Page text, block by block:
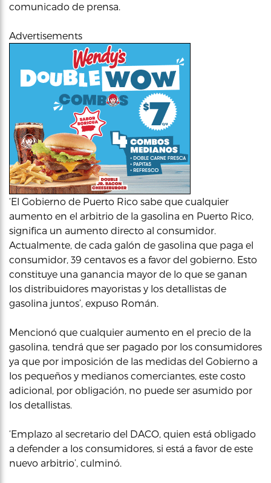
comunicado de prensa.
Advertisements
‘El Gobierno de Puerto Rico sabe que cualquier
aumento en el arbitrio de la gasolina en Puerto Rico,
significa un aumento directo al consumidor.
Actualmente, de cada galón de gasolina que paga el
consumidor, 39 centavos es a favor del gobierno. Esto
constituye una ganancia mayor de lo que se ganan
los distribuidores mayoristas y los detallistas de
gasolina juntos’, expuso Román.
Mencionó que cualquier aumento en el precio de la
gasolina, tendrá que ser pagado por los consumidores
ya que por imposición de las medidas del Gobierno a
los pequeños y medianos comerciantes, este costo
adicional, por obligación, no puede ser asumido por
los detallistas.
‘Emplazo al secretario del DACO, quien está obligado
a defender a los consumidores, si está a favor de este
nuevo arbitrio’, culminó.